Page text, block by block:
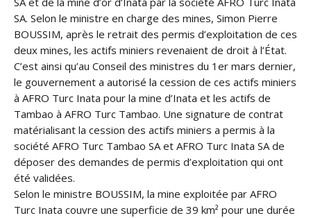
SA. Selon le ministre en charge des mines, Simon Pierre
BOUSSIM, après le retrait des permis d’exploitation de ces
deux mines, les actifs miniers revenaient de droit à l’État.
C’est ainsi qu’au Conseil des ministres du 1er mars dernier,
le gouvernement a autorisé la cession de ces actifs miniers
à AFRO Turc Inata pour la mine d’Inata et les actifs de
Tambao à AFRO Turc Tambao. Une signature de contrat
matérialisant la cession des actifs miniers a permis à la
société AFRO Turc Tambao SA et AFRO Turc Inata SA de
déposer des demandes de permis d’exploitation qui ont
été validées.
Selon le ministre BOUSSIM, la mine exploitée par AFRO
Turc Inata couvre une superficie de 39 km² pour une durée